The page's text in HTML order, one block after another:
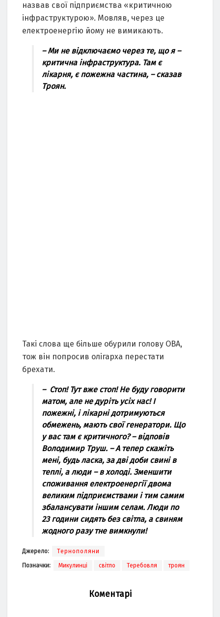
назвав свої підприємства «критичною
інфраструктурою». Мовляв, через це
електроенергію йому не вимикають.
– Ми не відключаємо через те, що я –
критична інфраструктура. Там є
лікарня, є пожежна частина, – сказав
Троян.
Такі слова ще більше обурили голову ОВА,
тож він попросив олігарха перестати
брехати.
– Стоп! Тут вже стоп! Не буду говорити
матом, але не дуріть усіх нас! І
пожежні, і лікарні дотримуються
обмежень, мають свої генератори. Що
у вас там є критичного? – відповів
Володимир Труш. – А тепер скажіть
мені, будь ласка, за дві доби свині в
теплі, а люди – в холоді. Зменшити
споживання електроенергії двома
великим підприємствами і тим самим
збалансувати іншим селам. Люди по
23 години сидять без світла, а свиням
жодного разу тне вимкнули!
Джерело: Тернополяни
Позначки: Микулинці світло Теребовля троян
Коментарі